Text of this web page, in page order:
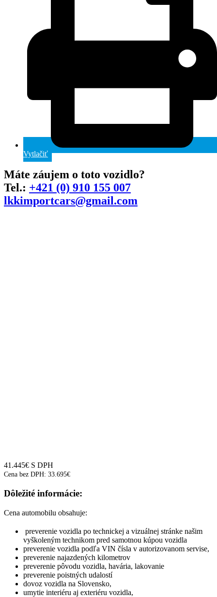
Vytlačiť
Máte záujem o toto vozidlo?
Tel.: +421 (0) 910 155 007
lkkimportcars@gmail.com
41.445€ S DPH
Cena bez DPH: 33.695€
Dôležité informácie:
Cena automobilu obsahuje:
preverenie vozidla po technickej a vizuálnej stránke našim
vyškoleným technikom pred samotnou kúpou vozidla
preverenie vozidla podľa VIN čísla v autorizovanom servise,
preverenie najazdených kilometrov
preverenie pôvodu vozidla, havária, lakovanie
preverenie poistných udalostí
dovoz vozidla na Slovensko,
umytie interiéru aj exteriéru vozidla,